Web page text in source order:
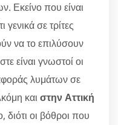
Εκείνο που είναι
γενικά σε τρίτες
να το επιλύσουν
είναι γνωστοί οι
λυμάτων σε
και στην Αττική
οι βόθροι που